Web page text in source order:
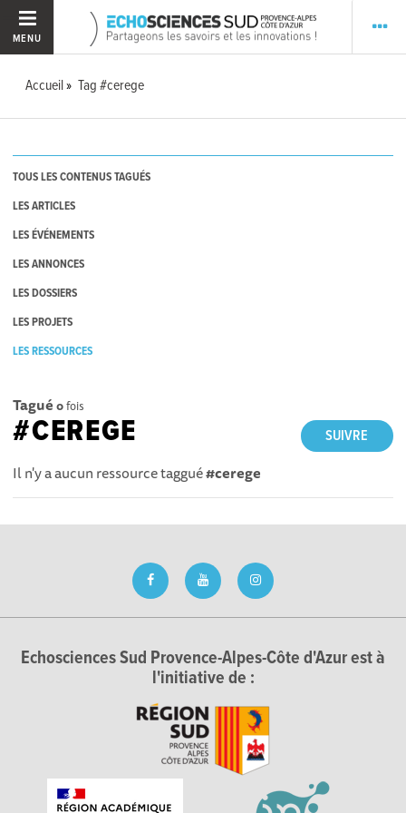
MENU
Accueil Tag #cerege
TOUS LES CONTENUS TAGUÉS
LES ARTICLES
LES ÉVÉNEMENTS
LES ANNONCES
LES DOSSIERS
LES PROJETS
LES RESSOURCES
Tagué 0fois
SUIVRE
#CEREGE
Il n'y a aucun ressource taggué#cerege
Echosciences Sud Provence-Alpes-Côte d'Azur est à
l'initiative de :